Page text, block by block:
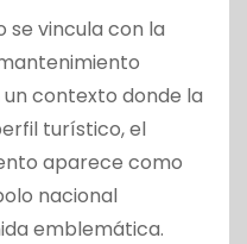
se vincula con la
un contexto donde la
turístico, el
aparece como
nacional
emblemática.